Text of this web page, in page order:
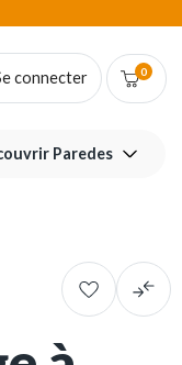
connecter 0
Paredes